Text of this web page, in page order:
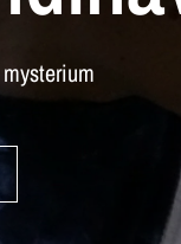
mysterium